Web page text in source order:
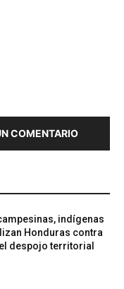
COMENTARIO
indígenas
Honduras contra
despojo territorial